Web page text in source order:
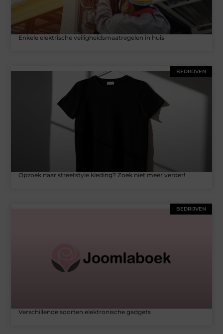
Enkele elektrische veiligheidsmaatregelen in huis
BEDRIJVEN
Opzoek naar streetstyle kleding? Zoek niet meer verder!
BEDRIJVEN
Verschillende soorten elektronische gadgets